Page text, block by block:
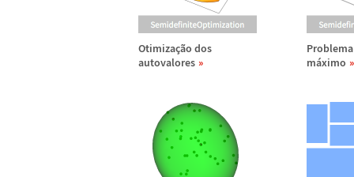
Otimização dos
autovalores
máximo